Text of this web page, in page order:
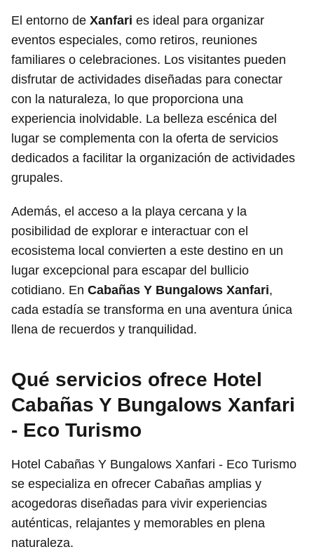
El entorno de Xanfari es ideal para organizar
eventos especiales, como retiros, reuniones
familiares o celebraciones. Los visitantes pueden
disfrutar de actividades diseñadas para conectar
con la naturaleza, lo que proporciona una
experiencia inolvidable. La belleza escénica del
lugar se complementa con la oferta de servicios
dedicados a facilitar la organización de actividades
grupales.
Además, el acceso a la playa cercana y la
posibilidad de explorar e interactuar con el
ecosistema local convierten a este destino en un
lugar excepcional para escapar del bullicio
cotidiano. En Cabañas Y Bungalows Xanfari,
cada estadía se transforma en una aventura única
llena de recuerdos y tranquilidad.
Qué servicios ofrece Hotel
Cabañas Y Bungalows Xanfari
- Eco Turismo
Hotel Cabañas Y Bungalows Xanfari - Eco Turismo
se especializa en ofrecer Cabañas amplias y
acogedoras diseñadas para vivir experiencias
auténticas, relajantes y memorables en plena
naturaleza.